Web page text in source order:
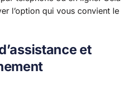
l’option qui vous convient le
et